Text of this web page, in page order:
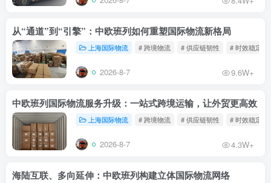
从“通道”到“引擎”：中欧班列如何重塑国际物流新格局
上海国际物流 # 跨境物流 # 供应链韧性 # 时效稳定
2026-8-7 9.6W+
中欧班列国际物流服务升级：一站式跨境运输，让外贸更高效
上海国际物流 # 跨境物流 # 供应链韧性 # 时效稳定
2026-8-7 4.3W+
海陆互联、多向延伸：中欧班列构建立体国际物流网络